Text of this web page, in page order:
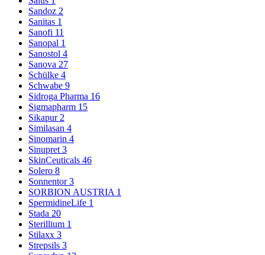
Sandoz 2
Sanitas 1
Sanofi 11
Sanopal 1
Sanostol 4
Sanova 27
Schülke 4
Schwabe 9
Sidroga Pharma 16
Sigmapharm 15
Sikapur 2
Similasan 4
Sinomarin 4
Sinupret 3
SkinCeuticals 46
Solero 8
Sonnentor3
SORBION AUSTRIA 1
SpermidineLife 1
Stada 20
Sterillium 1
Stilaxx 3
Strepsils 3